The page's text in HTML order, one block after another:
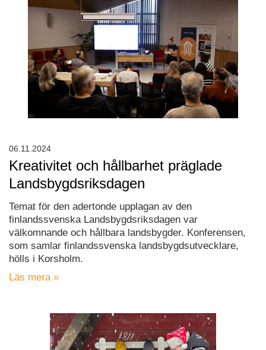
Kreativitet och hållbarhet präglade
Landsbygdsriksdagen
Temat för den adertonde upplagan av den
finlandssvenska Landsbygdsriksdagen var
välkomnande och hållbara landsbygder. Konferensen,
som samlar finlandssvenska landsbygdsutvecklare,
hölls i Korsholm.
Läs mera »
06.11.2024